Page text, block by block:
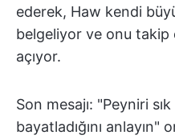
ederek, Haw kendi
belgeliyor ve onu takip
açıyor.
Son mesajı: "Peyniri
bayatladığını